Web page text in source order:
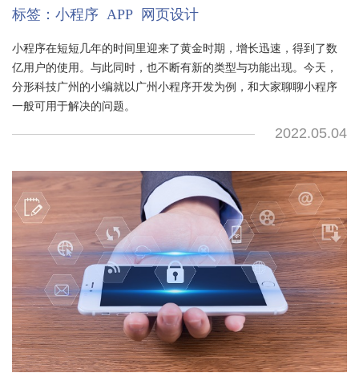
标签： 小程序 APP 网页设计
小程序在短短几年的时间里迎来了黄金时期，增长迅速，得到了数
亿用户的使用。与此同时，也不断有新的类型与功能出现。今天，
分形科技广州的小编就以广州小程序开发为例，和大家聊聊小程序
一般可用于解决的问题。
2022.05.04